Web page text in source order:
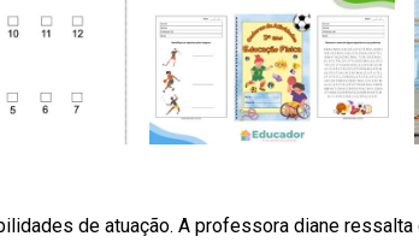
de atuação. A professora diane